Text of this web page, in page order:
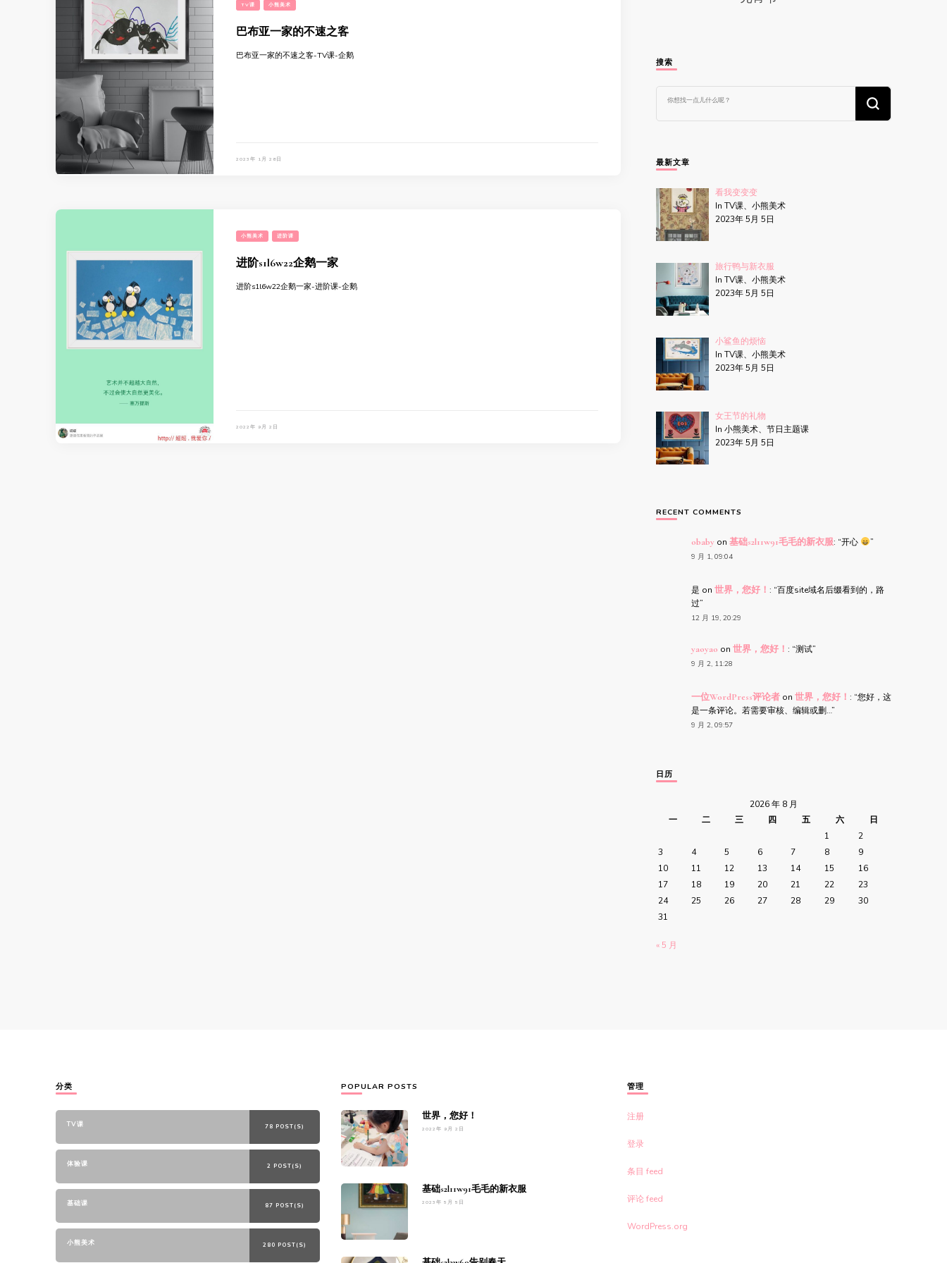
TV课 小熊美术
巴布亚一家的不速之客
巴布亚一家的不速之客-TV课-企鹅
2023年 1月 28日
小熊美术 进阶课
进阶s1l6w22企鹅一家
进阶s1l6w22企鹅一家-进阶课-企鹅
2022年 9月 2日
搜索
么
吗?
最新文章
看我变变变
In TV课、小熊美术
2023年 5月 5日
旅行鸭与新衣服
In TV课、小熊美术
2023年 5月 5日
小鲨鱼的烦恼
In TV课、小熊美术
2023年 5月 5日
女王节的礼物
In 小熊美术、节日主题课
2023年 5月 5日
RECENT COMMENTS
obabyon 基础s2l11w91毛毛的新衣服: “开心 ”
9 月 1, 09:04
是 on 世界，您好！ : “百度site域名后缀看到的，路
过”
12 月 19, 20:29
yaoyao on 世界，您好！ : “测试”
9 月 2, 11:28
一位WordPress评论者on 世界，您好！ : “您好，这
是一条评论。若需要审核、编辑或删…”
9 月 2, 09:57
日历
2026 年 8 月
一
二 三 四 五 六
日
1
2
3
4 5 6 7 8
9
10
11 12 13 14 15
16
17
18 19 20 21 22
23
24
25 26 27 28 29
30
31
« 5 月
分类
TV课 78 POST(S)
体验课 2 POST(S)
基础课 87 POST(S)
小熊美术 280 POST(S)
POPULAR POSTS
世界，您好！
2022年 9月 2日
基础s2l11w91毛毛的新衣服
2023年 5月 5日
管理
注册
登录
条目 feed
评论 feed
WordPress.org